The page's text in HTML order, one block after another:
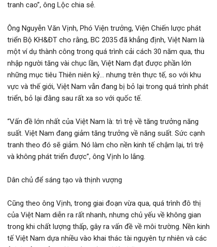
tranh cao”, ông Lộc chia sẻ.
Ông Nguyễn Văn Vịnh, Phó Viện trưởng, Viện Chiến lược phát
triển Bộ KH&ĐT cho rằng, BC 2035 đã khẳng định, Việt Nam là
một ví dụ thành công trong quá trình cải cách 30 năm qua, thu
nhập người tăng vài chục lần, Việt Nam đạt được phần lớn
những mục tiêu Thiên niên kỷ… nhưng trên thực tế, so với khu
vực và thế giới, Việt Nam vẫn đang bị bỏ lại trong quá trình phát
triển, bỏ lại đằng sau rất xa so với quốc tế.
“Vấn đề lớn nhất của Việt Nam là: trì trệ về tăng trưởng năng
suất. Việt Nam đang giảm tăng trưởng về năng suất. Sức cạnh
tranh theo đó sẽ giảm. Nó làm cho nền kinh tế chậm lại, trì trệ
và không phát triển được”, ông Vịnh lo lắng.
Dân chủ để sáng tạo và thịnh vượng
Cũng theo ông Vịnh, trong giai đoạn vừa qua, quá trình đô thị
của Việt Nam diễn ra rất nhanh, nhưng chủ yếu về không gian
trong khi chất lượng thấp, gây ra vấn đề về môi trường. Nền kinh
tế Việt Nam dựa nhiều vào khai thác tài nguyên tự nhiên và các